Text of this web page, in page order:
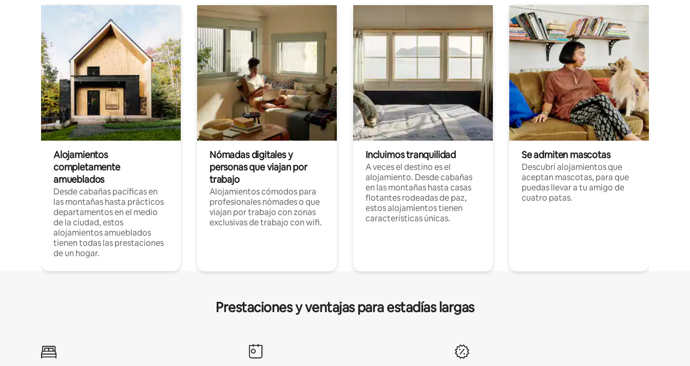
Alojamientos
completamente
amueblados
Desde cabañas pacíficas en
las montañas hasta prácticos
departamentos en el medio
de la ciudad, estos
alojamientos amueblados
tienen todas las prestaciones
de un hogar.
Nómadas digitales y
personas que viajan por
trabajo
Alojamientos cómodos para
profesionales nómades o que
viajan por trabajo con zonas
exclusivas de trabajo con wifi.
Incluimos tranquilidad
A veces el destino es el
alojamiento. Desde cabañas
en las montañas hasta casas
flotantes rodeadas de paz,
estos alojamientos tienen
características únicas.
Se admiten mascotas
Descubrí alojamientos que
aceptan mascotas, para que
puedas llevar a tu amigo de
cuatro patas.
Prestaciones y ventajas para estadías largas